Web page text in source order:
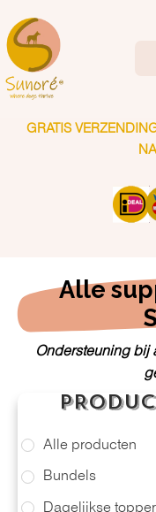
GRATIS
Alle
Ondersteuning bij
Alle producten
Bundels
Dagelijkse